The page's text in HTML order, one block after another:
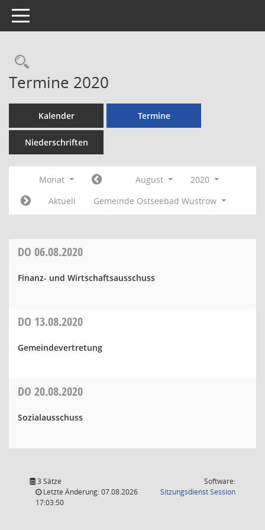
Toggle navigation
Rechercheauswahl
Termine 2020
Kalender Termine
Niederschriften
Monat August
2020
Aktuell
Gemeinde Ostseebad Wustrow
DO 06.08.2020
Finanz- und Wirtschaftsausschuss
DO 13.08.2020
Gemeindevertretung
DO 20.08.2020
Sozialausschuss
3 Sätze
Letzte Änderung: 07.08.2026
17:03:50
Software:
SitzungsdienstSession(Wird in